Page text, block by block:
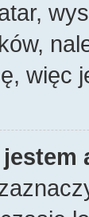
więc